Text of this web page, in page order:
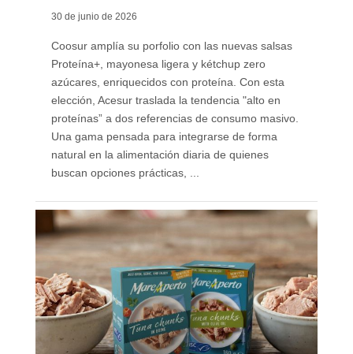
30 de junio de 2026
Coosur amplía su porfolio con las nuevas salsas
Proteína+, mayonesa ligera y kétchup zero
azúcares, enriquecidos con proteína. Con esta
elección, Acesur traslada la tendencia "alto en
proteínas” a dos referencias de consumo masivo.
Una gama pensada para integrarse de forma
natural en la alimentación diaria de quienes
buscan opciones prácticas, ...